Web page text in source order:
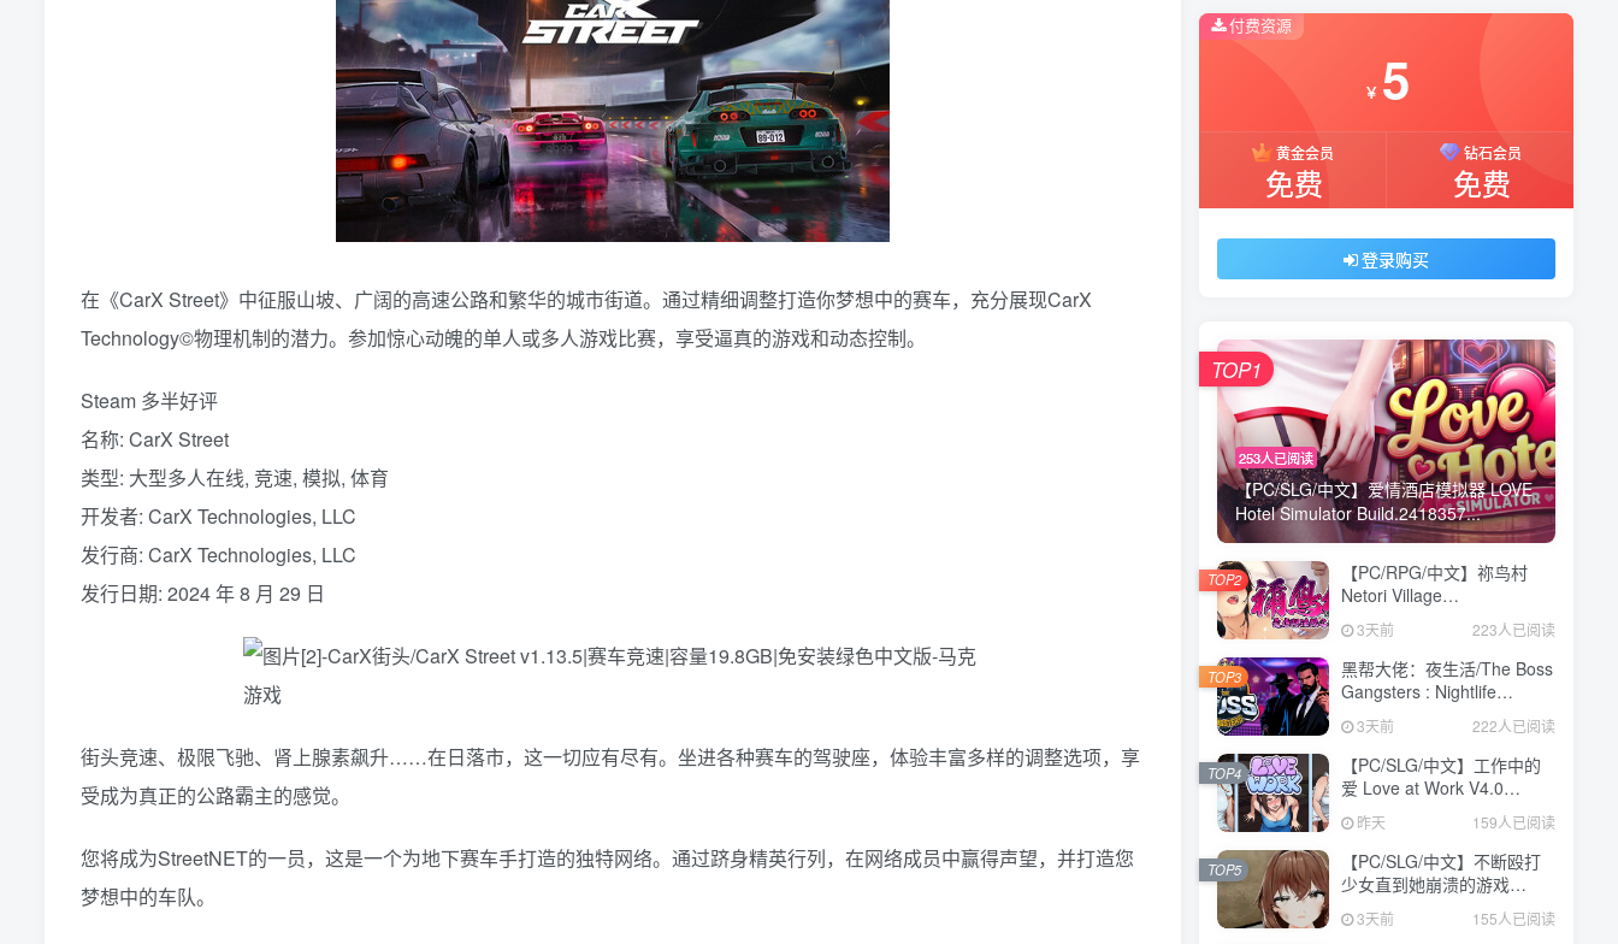
在《CarX Street》中征服山坡、广阔的高速公路和繁华的城市街道。通过精细调整打造你梦想中的赛车，充分展现CarX
Technology©物理机制的潜力。参加惊心动魄的单人或多人游戏比赛，享受逼真的游戏和动态控制。
Steam 多半好评
名称: CarX Street
类型: 大型多人在线, 竞速, 模拟, 体育
开发者: CarX Technologies, LLC
发行商: CarX Technologies, LLC
发行日期: 2024 年 8 月 29 日
街头竞速、极限飞驰、肾上腺素飙升……在日落市，这一切应有尽有。坐进各种赛车的驾驶座，体验丰富多样的调整选项，享
受成为真正的公路霸主的感觉。
您将成为StreetNET的一员，这是一个为地下赛车手打造的独特网络。通过跻身精英行列，在网络成员中赢得声望，并打造您
梦想中的车队。
付费资源
￥ 5
黄金会员
免费
钻石会员
免费
登录购买
253人已阅读
【PC/SLG/中文】爱情酒店模拟器 LOVE
Hotel Simulator Build.2418357...
TOP1
【PC/RPG/中文】祢鸟村
Netori Village
Build.24194835 STEAM官
方中文版【540MB】
3天前 223人已阅读
TOP2
黑帮大佬：夜生活/The Boss
Gangsters : Nightlife
Build.21376939|模拟经营|容
量8.4GB|免安装绿色中文版
3天前 222人已阅读
TOP3
【PC/SLG/中文】工作中的
爱 Love at Work V4.0
STEAM官方中文版
【3.1GB】
昨天 159人已阅读
TOP4
【PC/SLG/中文】不断殴打
少女直到她崩溃的游戏
V1.0.0 汉化版【473MB】
3天前 155人已阅读
TOP5